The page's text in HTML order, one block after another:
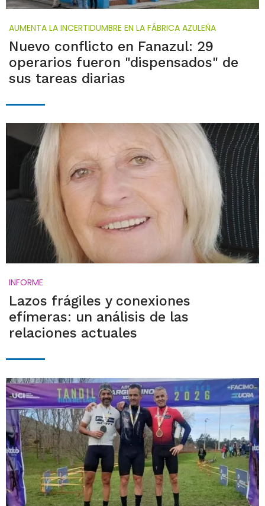
AUMENTA LA INCERTIDUMBRE EN LA FÁBRICA AZULEÑA
Nuevo conflicto en Fanazul: 29
operarios fueron "dispensados" de
sus tareas diarias
INFORME
Lazos frágiles y conexiones
efímeras: un análisis de las
relaciones actuales